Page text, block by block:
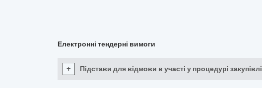
Електронні тендерні вимоги
+ Підстави для відмови в участі у процедурі закупівлі